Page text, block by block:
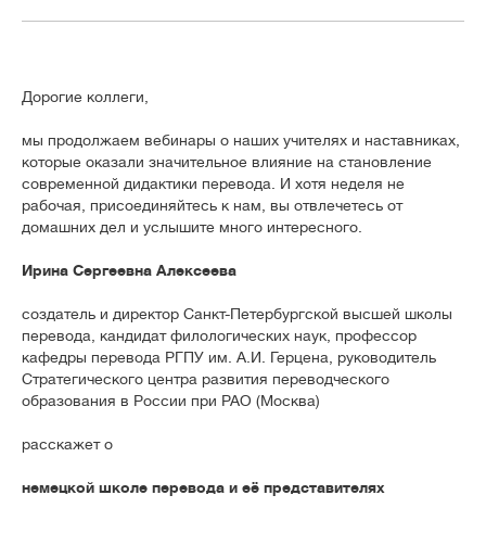
Дорогие коллеги,
мы продолжаем вебинары о наших учителях и наставниках,
которые оказали значительное влияние на становление
современной дидактики перевода. И хотя неделя не
рабочая, присоединяйтесь к нам, вы отвлечетесь от
домашних дел и услышите много интересного.
Ирина Сергеевна Алексеева
создатель и директор Санкт-Петербургской высшей школы
перевода, кандидат филологических наук, профессор
кафедры перевода РГПУ им. А.И. Герцена, руководитель
Стратегического центра развития переводческого
образования в России при РАО (Москва)
расскажет о
немецкой школе перевода и её представителях